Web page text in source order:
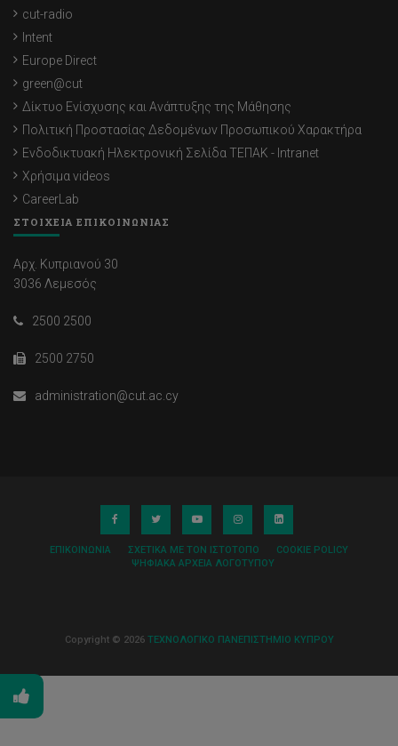
cut-radio
Intent
Europe Direct
green@cut
Δίκτυο Ενίσχυσης και Ανάπτυξης της Μάθησης
Πολιτική Προστασίας Δεδομένων Προσωπικού Χαρακτήρα
Ενδοδικτυακή Ηλεκτρονική Σελίδα ΤΕΠΑΚ - Intranet
Χρήσιμα videos
CareerLab
ΣΤΟΙΧΕΙΑ ΕΠΙΚΟΙΝΩΝΙΑΣ
Αρχ. Κυπριανού 30
3036 Λεμεσός
2500 2500
2500 2750
administration@cut.ac.cy
ΕΠΙΚΟΙΝΩΝΊΑ ΣΧΕΤΙΚΆ ΜΕ ΤΟΝ ΙΣΤΌΤΟΠΟ
COOKIE POLICY
ΨΗΦΙΑΚΆ ΑΡΧΕΊΑ ΛΟΓΌΤΥΠΟΥ
Copyright © 2026 ΤΕΧΝΟΛΟΓΙΚΟ ΠΑΝΕΠΙΣΤΗΜΙΟ ΚΥΠΡΟΥ